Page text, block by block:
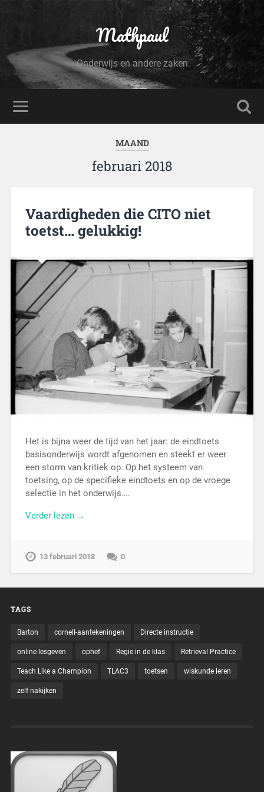
Mathpaul
Onderwijs en andere zaken
MAAND
februari 2018
Vaardigheden die CITO niet
toetst… gelukkig!
Het is bijna weer de tijd van het jaar: de eindtoets
basisonderwijs wordt afgenomen en steekt er weer
een storm van kritiek op. Op het systeem van
toetsing, op de specifieke eindtoets en op de vroege
selectie in het onderwijs….
Verder lezen →
13 februari 2018 0
TAGS
Barton cornell-aantekeningen Directe instructie
online-lesgeven ophef Regie in de klas Retrieval Practice
Teach Like a Champion TLAC3 toetsen wiskunde leren
zelf nakijken